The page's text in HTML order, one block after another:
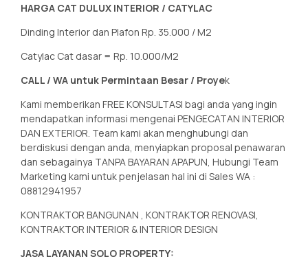
HARGA CAT DULUX INTERIOR / CATYLAC
Dinding Interior dan Plafon Rp. 35.000 / M2
Catylac Cat dasar = Rp. 10.000/M2
CALL / WA untuk Permintaan Besar / Proyek
Kami memberikan FREE KONSULTASI bagi anda yang ingin
mendapatkan informasi mengenai PENGECATAN INTERIOR
DAN EXTERIOR. Team kami akan menghubungi dan
berdiskusi dengan anda, menyiapkan proposal penawaran
dan sebagainya TANPA BAYARAN APAPUN, Hubungi Team
Marketing kami untuk penjelasan hal ini di Sales WA :
08812941957
KONTRAKTOR BANGUNAN , KONTRAKTOR RENOVASI,
KONTRAKTOR INTERIOR & INTERIOR DESIGN
JASA LAYANAN SOLO PROPERTY: